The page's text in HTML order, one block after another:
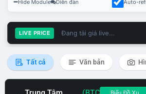
Hide Module Diễn đàn Auto-
LIVE PRICE Đang tải giá live...
Tất cả Văn bản